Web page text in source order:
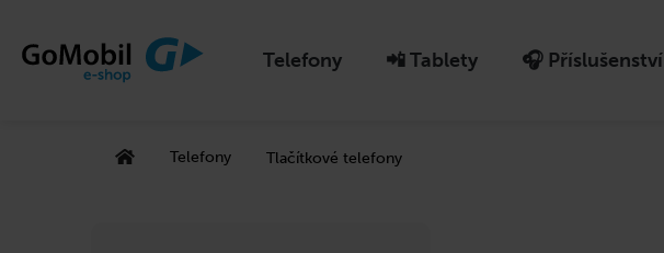
obsah
Telefony 📲 Tablety 🎧 Příslušenství
DomůTelefony Tlačítkové telefony
Zpět
do
obchodu
Zpět
do